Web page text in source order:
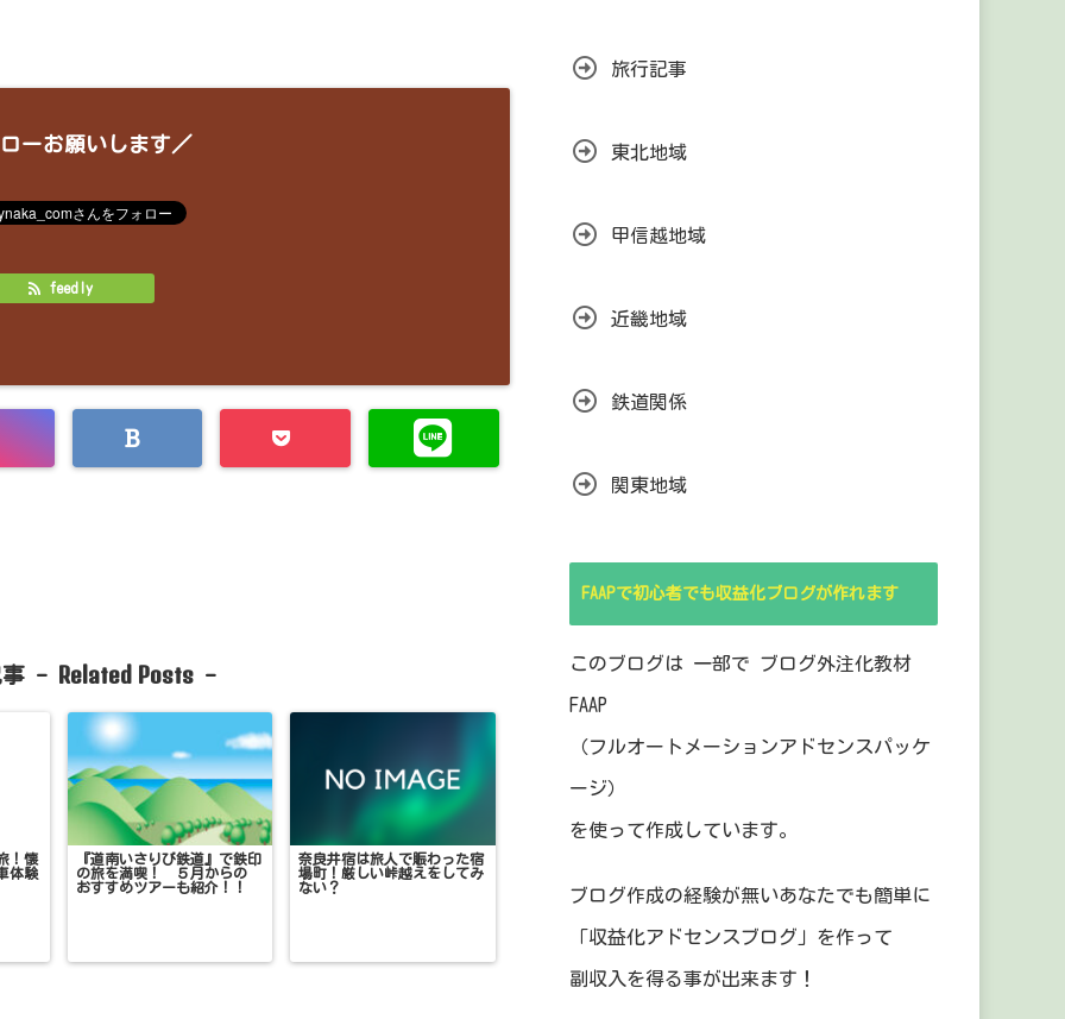
ーお願いします／
feedly
- Related Posts-
！懐
体験
『道南いさりび鉄道』で鉄印
の旅を満喫！ ５月からの
おすすめツアーも紹介！！
奈良井宿は旅人で賑わった宿
場町！厳しい峠越えをしてみ
ない？
旅行記事
東北地域
甲信越地域
近畿地域
鉄道関係
関東地域
FAAPで初心者でも収益化ブログが作れます
このブログは 一部で ブログ外注化教材
FAAP
（フルオートメーションアドセンスパッケ
ージ）
を使って作成しています。
ブログ作成の経験が無いあなたでも簡単に
「収益化アドセンスブログ」を作って
副収入を得る事が出来ます！